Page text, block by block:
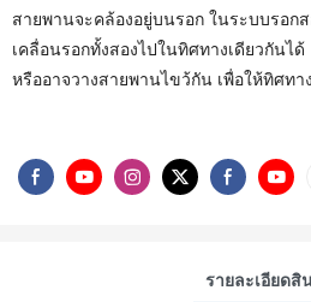
สายพานจะคล้องอยู่บนรอก ในระบบรอก
เคลื่อนรอกทั้งสองไปในทิศทางเดียวกันได้
หรืออาจวางสายพานไขว้กัน เพื่อให้ทิศท
รายละเอียดสิ